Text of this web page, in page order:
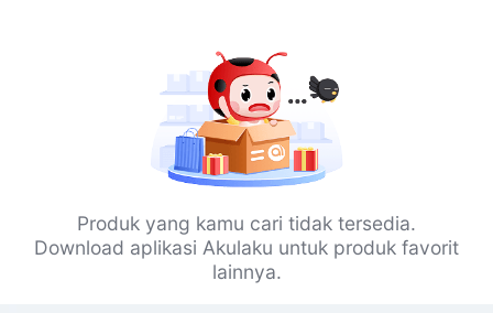
Produk yang kamu cari tidak tersedia.
Download aplikasi Akulaku untuk produk favorit
lainnya.